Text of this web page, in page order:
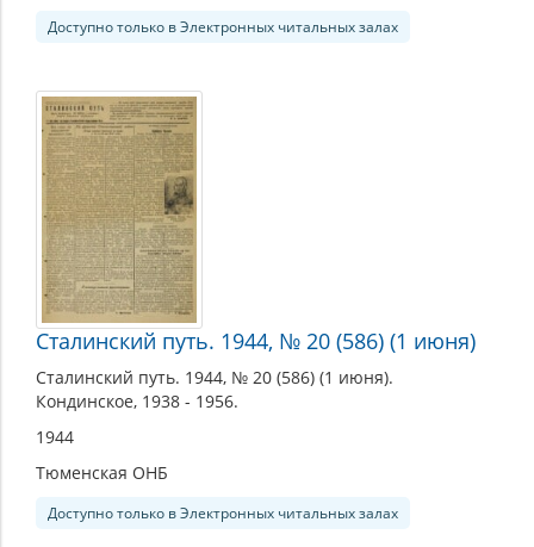
Доступно только в Электронных читальных залах
Сталинский путь. 1944, № 20 (586) (1 июня)
Сталинский путь. 1944, № 20 (586) (1 июня).
Кондинское, 1938 - 1956.
1944
Тюменская ОНБ
Доступно только в Электронных читальных залах